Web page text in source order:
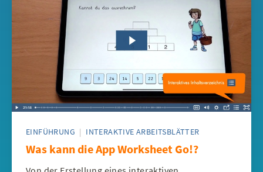
EINFÜHRUNG | INTERAKTIVE ARBEITSBLÄTTER
Was kann die App Worksheet Go!?